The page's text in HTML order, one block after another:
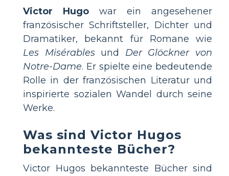
Victor Hugo war ein angesehener
französischer Schriftsteller, Dichter und
Dramatiker, bekannt für Romane wie
Les Misérablesund Der Glöckner von
Notre-Dame. Er spielte eine bedeutende
Rolle in der französischen Literatur und
inspirierte sozialen Wandel durch seine
Werke.
Was sind Victor Hugos
bekannteste Bücher?
Victor Hugos bekannteste Bücher sind